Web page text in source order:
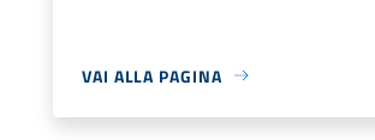
VAI ALLA PAGINA